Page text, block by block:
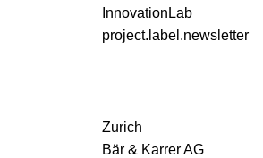
InnovationLab
project.label.newsletter
Zurich
Bär & Karrer AG